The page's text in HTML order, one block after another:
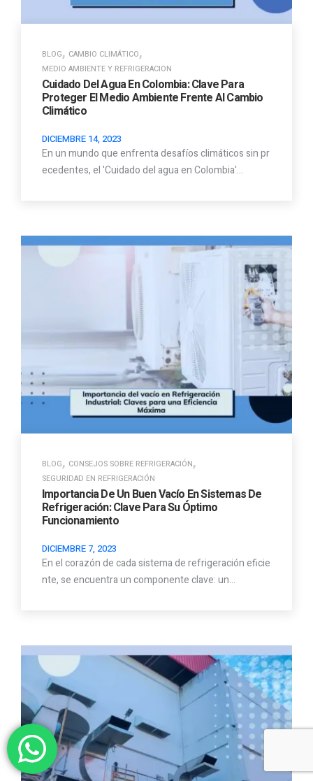
BLOG, CAMBIO CLIMÁTICO,
MEDIO AMBIENTE Y REFRIGERACION
Cuidado Del Agua En Colombia: Clave Para
Proteger El Medio Ambiente Frente Al Cambio
Climático
DICIEMBRE 14, 2023
En un mundo que enfrenta desafíos climáticos sin pr
ecedentes, el 'Cuidado del agua en Colombia'…
BLOG, CONSEJOS SOBRE REFRIGERACIÓN,
SEGURIDAD EN REFRIGERACIÓN
Importancia De Un Buen Vacío En Sistemas De
Refrigeración: Clave Para Su Óptimo
Funcionamiento
DICIEMBRE 7, 2023
En el corazón de cada sistema de refrigeración eficie
nte, se encuentra un componente clave: un…